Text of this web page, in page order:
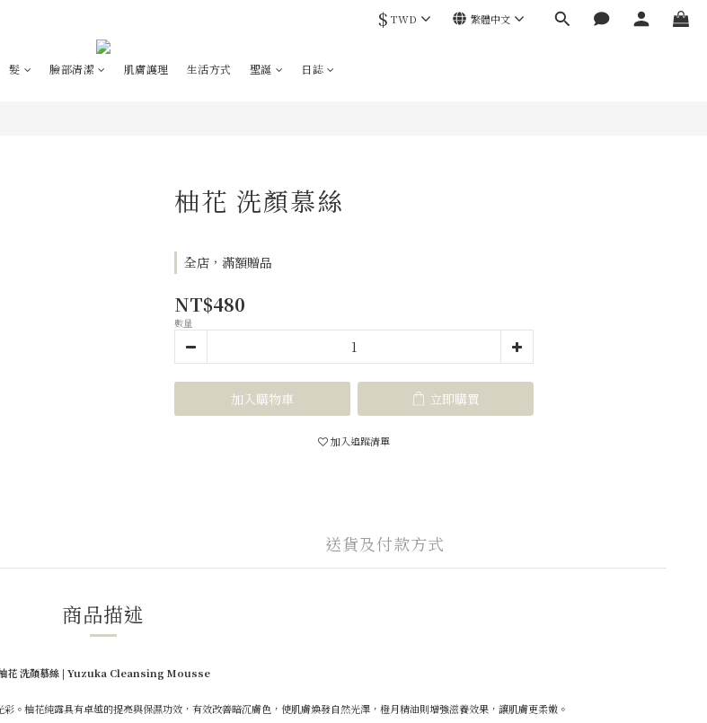
$ TWD 繁體中文
髮 臉部清潔 肌膚護理 生活方式 聖誕 日誌
柚花 洗顏慕絲
全店，滿額贈品
NT$480
數量
加入購物車 立即購買
加入追蹤清單
送貨及付款方式
商品描述
花 洗顏慕絲| Yuzuka Cleansing Mousse
。柚花純露具有卓越的提亮與保濕功效，有效改善暗沉膚色，使肌膚煥發自然光澤，橙月精油則增強滋養效果，讓肌膚更柔嫩。
立即購買